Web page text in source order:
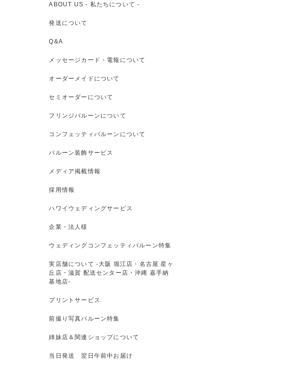
ABOUT US - 私たちについて -
発送について
Q&A
メッセージカード・電報について
オーダーメイドについて
セミオーダーについて
フリンジバルーンについて
コンフェッティバルーンについて
バルーン装飾サービス
メディア掲載情報
採用情報
ハワイウェディングサービス
企業・法人様
ウェディングコンフェッティバルーン特集
実店舗について -大阪 堀江店・名古屋 星ヶ
丘店・滋賀 配送センター店・沖縄 嘉手納
基地店-
プリントサービス
前撮り写真バルーン特集
姉妹店＆関連ショップについて
当日発送 翌日午前中お届け